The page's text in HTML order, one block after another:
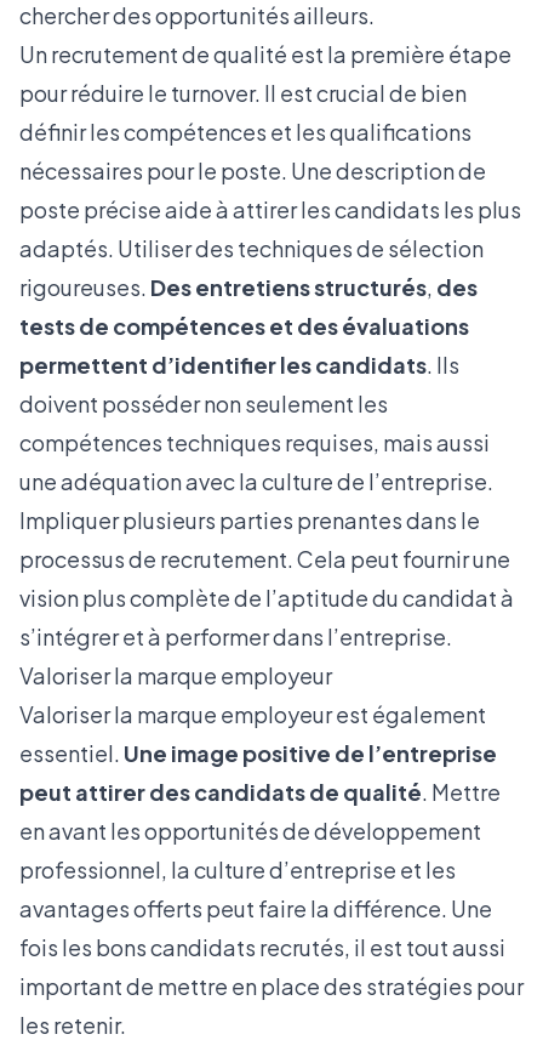
chercher des opportunités ailleurs.
Un recrutement de qualité est la première étape
pour réduire le turnover. Il est crucial de bien
définir les compétences et les qualifications
nécessaires pour le poste. Une description de
poste précise aide à attirer les candidats les plus
adaptés. Utiliser des techniques de sélection
rigoureuses. Des entretiens structurés, des
tests de compétences et des évaluations
permettent d’identifier les candidats. Ils
doivent posséder non seulement les
compétences techniques requises, mais aussi
une adéquation avec la culture de l’entreprise.
Impliquer plusieurs parties prenantes dans le
processus de recrutement. Cela peut fournir une
vision plus complète de l’aptitude du candidat à
s’intégrer et à performer dans l’entreprise.
Valoriser la marque employeur
Valoriser la marque employeur est également
essentiel. Une image positive de l’entreprise
peut attirer des candidats de qualité. Mettre
en avant les opportunités de développement
professionnel, la culture d’entreprise et les
avantages offerts peut faire la différence. Une
fois les bons candidats recrutés, il est tout aussi
important de mettre en place des stratégies pour
les retenir.